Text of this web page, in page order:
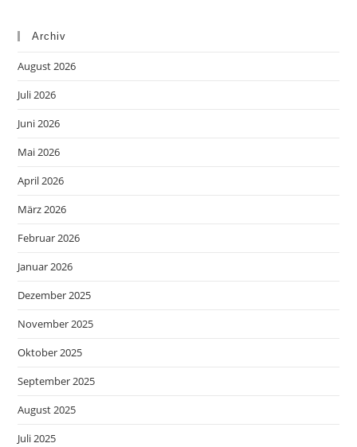
Archiv
August 2026
Juli 2026
Juni 2026
Mai 2026
April 2026
März 2026
Februar 2026
Januar 2026
Dezember 2025
November 2025
Oktober 2025
September 2025
August 2025
Juli 2025